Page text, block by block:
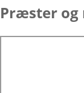
Præster og